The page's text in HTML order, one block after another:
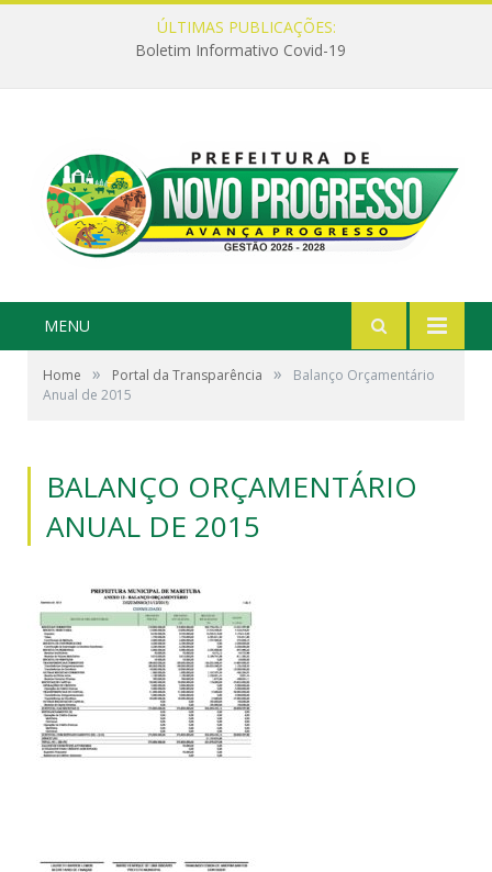
ÚLTIMAS PUBLICAÇÕES:
Boletim Informativo Covid-19
MENU
Home » Portal da Transparência »
Balanço Orçamentário
Anual de 2015
BALANÇO ORÇAMENTÁRIO
ANUAL DE 2015